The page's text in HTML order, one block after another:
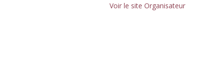
Voir le site Organisateur